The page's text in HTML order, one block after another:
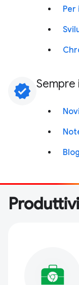
Per
verified
Blog